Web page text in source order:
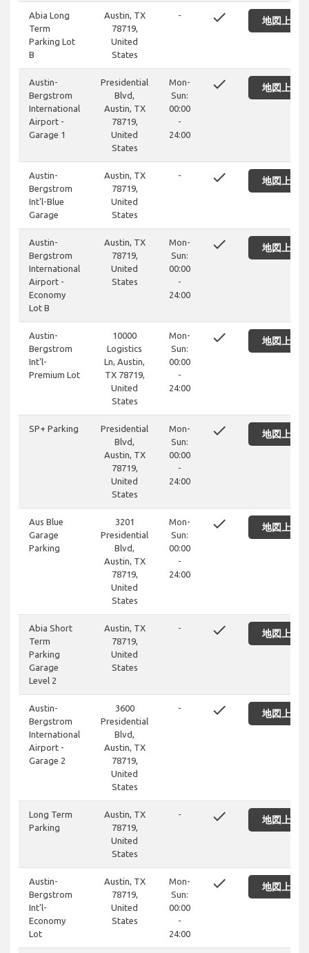
Abia Long
Term
Parking Lot
B
Austin, TX
78719,
United
States
- done 地図上に
Austin-
Bergstrom
International
Airport -
Garage 1
Presidential
Blvd,
Austin, TX
78719,
United
States
Mon-
Sun:
00:00
-
24:00
done 地図上に
Austin-
Bergstrom
Int'l-Blue
Garage
Austin, TX
78719,
United
States
- done 地図上に
Austin-
Bergstrom
International
Airport -
Economy
Lot B
Austin, TX
78719,
United
States
Mon-
Sun:
00:00
-
24:00
done 地図上に
Austin-
Bergstrom
Int'l-
Premium Lot
10000
Logistics
Ln, Austin,
TX 78719,
United
States
Mon-
Sun:
00:00
-
24:00
done 地図上に
SP+ Parking
Presidential
Blvd,
Austin, TX
78719,
United
States
Mon-
Sun:
00:00
-
24:00
done 地図上に
Aus Blue
Garage
Parking
3201
Presidential
Blvd,
Austin, TX
78719,
United
States
Mon-
Sun:
00:00
-
24:00
done 地図上に
Abia Short
Term
Parking
Garage
Level 2
Austin, TX
78719,
United
States
- done 地図上に
Austin-
Bergstrom
International
Airport -
Garage 2
3600
Presidential
Blvd,
Austin, TX
78719,
United
States
- done 地図上に
Long Term
Parking
Austin, TX
78719,
United
States
- done 地図上に
Austin-
Bergstrom
Int'l-
Economy
Lot
Austin, TX
78719,
United
States
Mon-
Sun:
00:00
-
24:00
done 地図上に